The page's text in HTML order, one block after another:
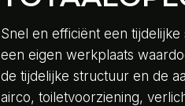
Snel en efficiënt een
een eigen werkplaats
de tijdelijke structuur en de
airco, toiletvoorziening,